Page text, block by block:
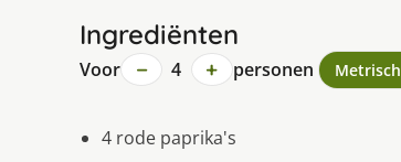
Ingrediënten
Voor − 4 + personen Metrisch
4 rode paprika's